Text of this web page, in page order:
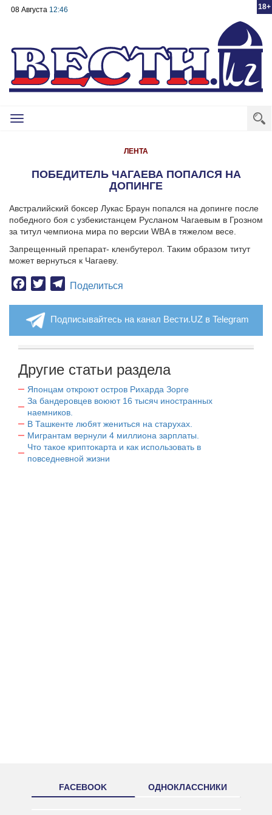
18+
08 Августа 12:46
Toggle
ЛЕНТА
ПОБЕДИТЕЛЬ ЧАГАЕВА ПОПАЛСЯ НА
ДОПИНГЕ
Австралийский боксер Лукас Браун попался на допинге после
победного боя с узбекистанцем Русланом Чагаевым в Грозном
за титул чемпиона мира по версии WBA в тяжелом весе.
Запрещенный препарат- кленбутерол. Таким образом титут
может вернуться к Чагаеву.
Facebook
TwitterTelegram
Поделиться
Подписывайтесь на канал Вести.UZ в Telegram
Другие статьи раздела
Японцам откроют остров Рихарда Зорге
За бандеровцев воюют 16 тысяч иностранных
наемников.
В Ташкенте любят жениться на старухах.
Мигрантам вернули 4 миллиона зарплаты.
Что такое криптокарта и как использовать в
повседневной жизни
FACEBOOK ОДНОКЛАССНИКИ